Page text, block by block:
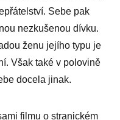
sťali Němci
gilotinou
Sebe pak
nezkušenou dívku.
ženu jejího typu je
Však také v polovině
docela jinak.
filmu o stranickém